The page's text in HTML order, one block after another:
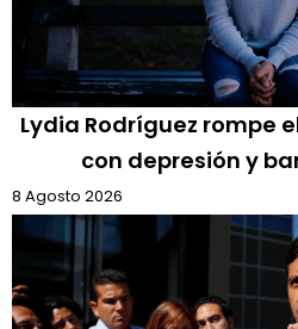
Lydia Rodríguez rompe
con depresión y
8 Agosto 2026